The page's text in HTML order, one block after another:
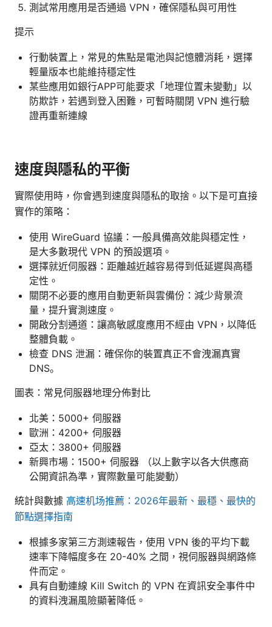
測試常用應用是否通過 VPN，確保隱私與可用性
提示
行動裝置上，常見的焦點是電池與記憶體消耗，選擇
輕量版本也能維持穩定性
某些應用如銀行APP可能要求「地理位置未變動」以
防欺詐，若遇到登入困難，可暫時關閉 VPN 進行驗
證再重新連線
速度與隱私的平衡
實際使用時，你會遇到速度與隱私的取捨。以下是可直接
實作的策略：
使用 WireGuard 協議：一般具備高效能與穩定性，
是大多數現代 VPN 的預設選項。
選擇就近伺服器：距離越近越容易得到低延遲與高穩
定性。
關閉不必要的應用自動更新與雲備份：減少背景流
量，提升實測速度。
開啟分割通道：讓高敏感度應用不經由 VPN，以降低
整體負載。
檢查 DNS 泄漏：確保你的裝置真正不會洩漏真實
DNS。
圖表：常見伺服器地理分佈對比
北美：5000+ 伺服器
歐洲：4200+ 伺服器
亞太：3800+ 伺服器
新興市場：1500+ 伺服器 （以上數字以各大供應商
公開資訊為準，實際數量可能變動）
統計與數據 高速机场推薦：2026年最新、最穩、最快的
節點選擇指南
根據多家第三方測速報告，使用 VPN 後的平均下載
速率下降幅度多在 20-40% 之間，視伺服器與網路條
件而定。
具有自動連線 Kill Switch 的 VPN 在資訊安全事件中
的資料洩漏風險顯著降低。